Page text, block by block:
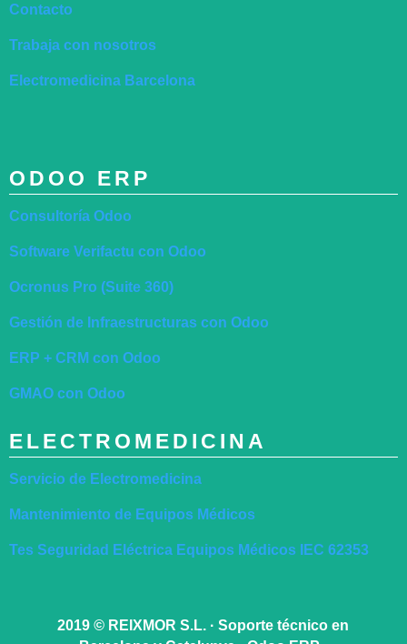
Contacto
Trabaja con nosotros
Electromedicina Barcelona
ODOO ERP
Consultoría Odoo
Software Verifactu con Odoo
Ocronus Pro (Suite 360)
Gestión de Infraestructuras con Odoo
ERP + CRM con Odoo
GMAO con Odoo
ELECTROMEDICINA
Servicio de Electromedicina
Mantenimiento de Equipos Médicos
Tes Seguridad Eléctrica Equipos Médicos IEC 62353
2019© REIXMOR S.L. · Soporte técnico en